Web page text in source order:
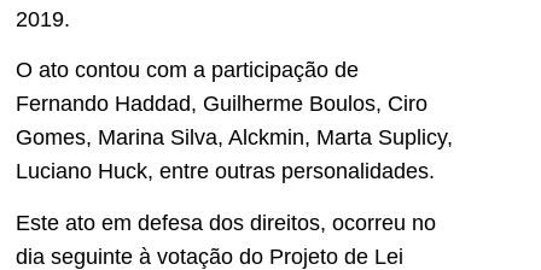
2019.
O ato contou com a participação de
Fernando Haddad, Guilherme Boulos, Ciro
Gomes, Marina Silva, Alckmin, Marta Suplicy,
Luciano Huck, entre outras personalidades.
Este ato em defesa dos direitos, ocorreu no
dia seguinte à votação do Projeto de Lei